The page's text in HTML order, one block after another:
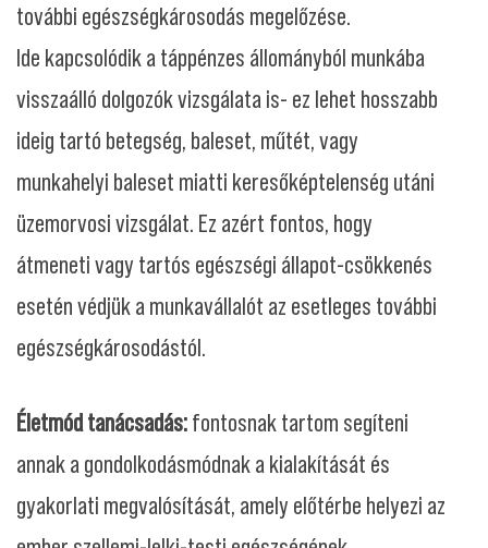
további egészségkárosodás megelőzése.
Ide kapcsolódik a táppénzes állományból munkába
visszaálló dolgozók vizsgálata is- ez lehet hosszabb
ideig tartó betegség, baleset, műtét, vagy
munkahelyi baleset miatti keresőképtelenség utáni
üzemorvosi vizsgálat. Ez azért fontos, hogy
átmeneti vagy tartós egészségi állapot-csökkenés
esetén védjük a munkavállalót az esetleges további
egészségkárosodástól.
Életmód tanácsadás:fontosnak tartom segíteni
annak a gondolkodásmódnak a kialakítását és
gyakorlati megvalósítását, amely előtérbe helyezi az